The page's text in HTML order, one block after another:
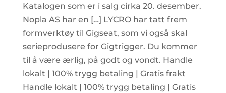
Katalogen som er i salg cirka 20. desember.
Nopla AS har en […] LYCRO har tatt frem
formverktøy til Gigseat, som vi også skal
serieprodusere for Gigtrigger. Du kommer
til å være ærlig, på godt og vondt. Handle
lokalt | 100% trygg betaling | Gratis frakt
Handle lokalt | 100% trygg betaling | Gratis